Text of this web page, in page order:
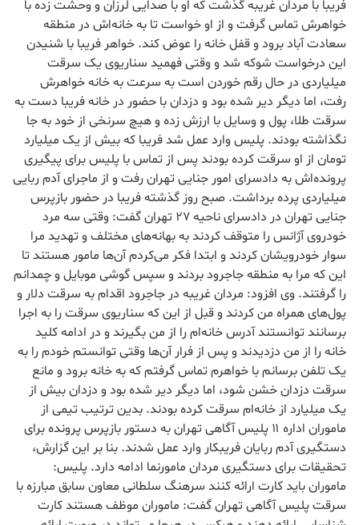
فریبا با مردان غریبه گذشت که او با صدایی لرزان و وحشت زده با
خواهرش تماس گرفت و از او خواست تا به خانه‌اش در منطقه
سعادت آباد برود و قفل خانه را عوض کند. خواهر فریبا با شنیدن
این درخواست شوکه شد و وقتی فهمید سناریوی یک سرقت
میلیاردی در حال رقم خوردن است به سرعت به خانه خواهرش
رفت، اما دیگر دیر شده بود و دزدان با حضور در خانه فریبا دست به
سرقت طلا، پول و وسایل با ارزش زده و هیچ سرنخی از خود به جا
نگذاشته بودند. پلیس وارد عمل شد فریبا که بیش از یک میلیارد
تومان از او سرقت کرده بودند پس از تماس با پلیس برای پیگیری
پرونده‌اش به دادسرای امور جنایی تهران رفت و از ماجرای آدم ربایی
میلیاردی پرده برداشت. صبح روز گذشته فریبا در حضور بازپرس
جنایی تهران در دادسرای ناحیه ۲۷ تهران گفت: وقتی سه مرد
خودروی آژانس را متوقف کردند به بهانه‌های مختلف و تهدید مرا
سوار خودرویشان کردند و ابتدا فکر می‌کردم آن‌ها مامور هستند تا
این که مرا به منطقه جاجرود بردند و سپس گوشی موبایل و چمدانم
را گرفتند. وی افزود: مردان غریبه در جاجرود اقدام به سرقت دلار و
پول‌های همراه من کردند و قبل از این که سناریوی سرقت را به اجرا
برسانند توانستند آدرس خانه‌ام را از من بگیرند و در ادامه کلید
خانه را از من دزدیدند و پس از فرار آن‌ها وقتی توانستم خودم را به
یک تلفن برسانم با خواهرم تماس گرفتم که به خانه برود و مانع
سرقت دزدان خشن شود، اما دیگر دیر شده بود و دزدان بیش از
یک میلیارد از خانه‌ام سرقت کرده بودند. بدین ترتیب تیمی از
ماموران اداره ۱۱ پلیس آگاهی تهران به دستور بازپرس پرونده برای
دستگیری آدم ربایان فریبکار وارد عمل شدند. بنا بر این گزارش،
تحقیقات برای دستگیری مردان مامورنما ادامه دارد. پلیس:
ماموران باید کارت ارائه کنند سرهنگ سلطانی معاون سابق مبارزه با
سرقت پلیس آگاهی تهران گفت: ماموران موظف هستند کارت